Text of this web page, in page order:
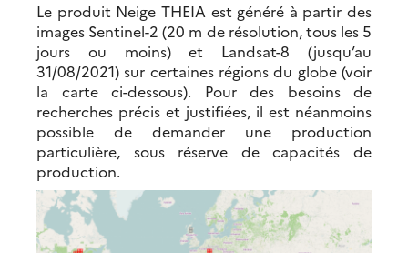
Le produit Neige THEIA est généré à partir des
images Sentinel-2 (20 m de résolution, tous les 5
jours ou moins) et Landsat-8 (jusqu’au
31/08/2021) sur certaines régions du globe (voir
la carte ci-dessous). Pour des besoins de
recherches précis et justifiées, il est néanmoins
possible de demander une production
particulière, sous réserve de capacités de
production.